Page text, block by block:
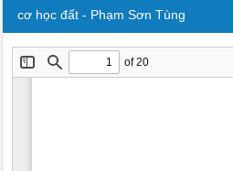
cơ học đất - Phạm Sơn Tùng